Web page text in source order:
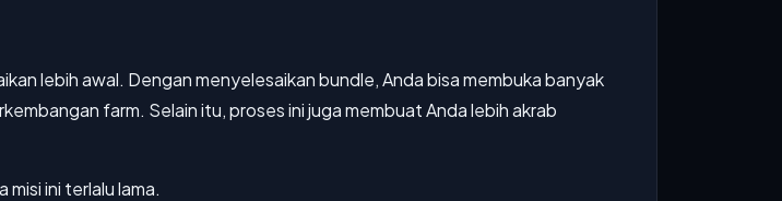
lebih awal. Dengan menyelesaikan bundle, Anda bisa membuka banyak
farm. Selain itu, proses ini juga membuat Anda lebih akrab
misi ini terlalu lama.